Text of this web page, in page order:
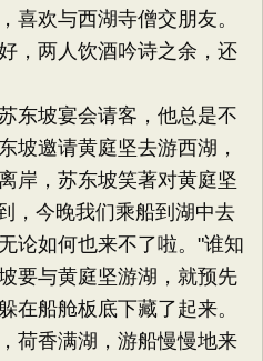
欢与西湖寺僧交朋友。
，两人饮酒吟诗之余，还
坡宴会请客，他总是不
坡邀请黄庭坚去游西湖，
岸，苏东坡笑著对黄庭坚
，今晚我们乘船到湖中去
论如何也来不了啦。"谁知
要与黄庭坚游湖，就预先
在船舱板底下藏了起来。
香满湖，游船慢慢地来